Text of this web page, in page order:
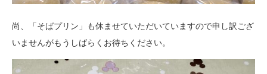
尚、「そばプリン」も休ませていただいていますので申し訳ござ
いませんがもうしばらくお待ちください。